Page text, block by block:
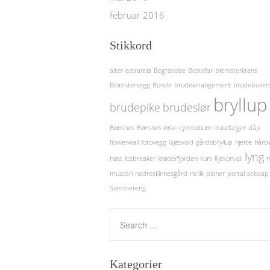
februar 2016
Stikkord
alter astrantia Begravelse Bestefar blomsterkrans
Blomstervegg Bonde brudearrangement brudebukett
brudepike brudeslør bryllup
Bønsnes Bønsnes kirke cymbidium dusefarger dåp
flowerwall fotovegg Gjesvold gårdsbryllup hjerte
høst icebreaker krøderfjorden kurv liljekonvall lyng
muscari nedreskinnesgård nellik pioner portal selskap
Sommereng
Kategorier